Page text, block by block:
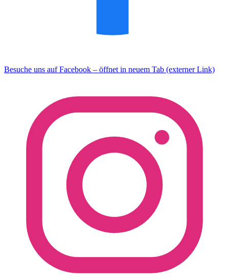
Besuche uns auf Facebook – öffnet in neuem Tab (externer Link)